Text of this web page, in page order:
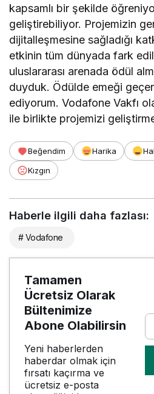
kapsamlı bir şekilde
geliştirebiliyor. Projemizin
dijitalleşmesine sağladığı
etkinin tüm dünyada fark
uluslararası arenada ödül
duyduk. Ödülde emeği
ediyorum. Vodafone Vakfı
ile birlikte projemizi
Beğendim Harika
Kızgın
Haberle ilgili daha fazlası:
# Vodafone
Tamamen
Ücretsiz Olarak
Bültenimize
Abone Olabilirsin
Yeni haberlerden
haberdar olmak için
fırsatı kaçırma ve
ücretsiz e-posta